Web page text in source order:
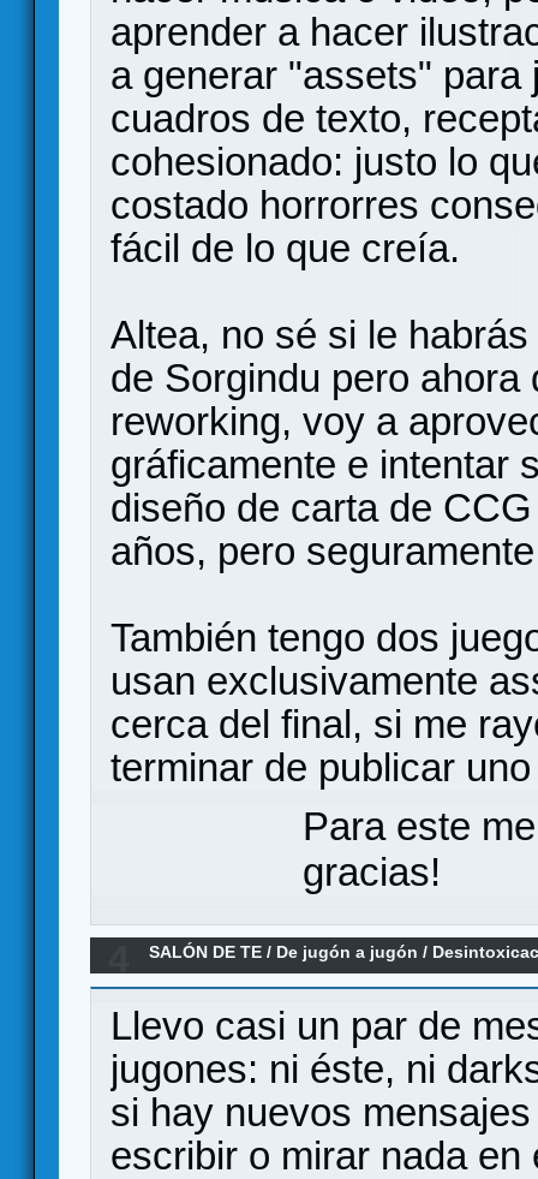
aprender a hacer
a generar "assets"
cuadros de texto,
cohesionado: justo lo
costado horrorres
fácil de lo que creía.
Altea, no sé si le
de Sorgindu pero
reworking, voy a
gráficamente e intentar
diseño de carta de
años, pero
También tengo dos
usan exclusivamente
cerca del final, si me
terminar de publicar
Para este
gracias!
SALÓN DE TE / De jugón a jugón /
Llevo casi un par de
jugones: ni éste, ni
si hay nuevos
escribir o mirar nada en